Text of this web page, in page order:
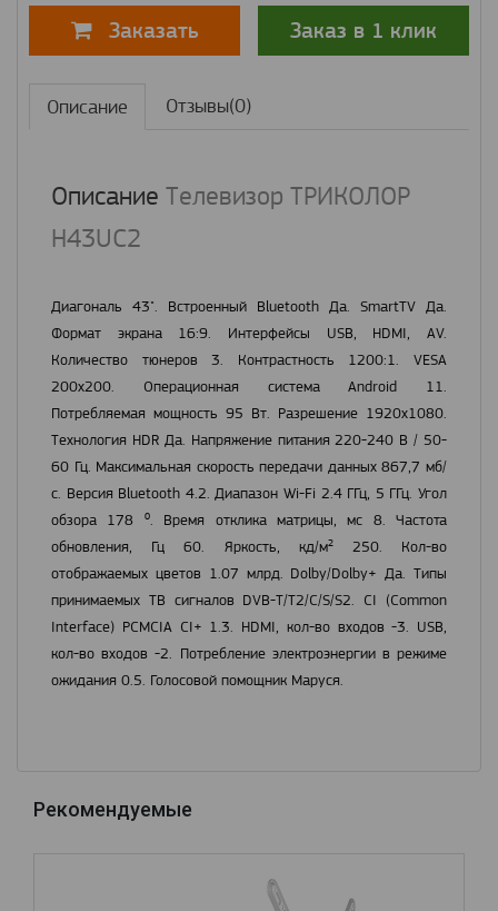
Заказать Заказ в 1 клик
Описание Отзывы(0)
Описание Телевизор ТРИКОЛОР
H43UC2
Диагональ 43". Встроенный Bluetooth Да. SmartTV Да.
Формат экрана 16:9. Интерфейсы USB, HDMI, AV.
Количество тюнеров 3. Контрастность 1200:1. VESA
200х200. Операционная система Android 11.
Потребляемая мощность 95 Вт. Разрешение 1920x1080.
Технология HDR Да. Напряжение питания 220-240 В / 50-
60 Гц. Максимальная скорость передачи данных 867,7 мб/
с. Версия Bluetooth 4.2. Диапазон Wi-Fi 2.4 ГГц, 5 ГГц. Угол
обзора 178 ⁰. Время отклика матрицы, мс 8. Частота
обновления, Гц 60. Яркость, кд/м² 250. Кол-во
отображаемых цветов 1.07 млрд. Dolby/Dolby+ Да. Типы
принимаемых ТВ сигналов DVB-T/T2/C/S/S2. CI (Common
Interface) PCMCIA CI+ 1.3. HDMI, кол-во входов -3. USB,
кол-во входов -2. Потребление электроэнергии в режиме
ожидания 0.5. Голосовой помощник Маруся.
Рекомендуемые